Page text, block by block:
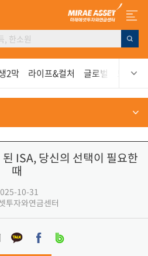
2막 라이프&컬처 글로벌 보고서
ISA, 당신의 선택이 필요한
때
10-31
투자와연금센터